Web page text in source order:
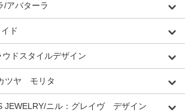
/アバターラ
ド
ドスタイルデザイン
ツヤ モリタ
JEWELRY/ニル：グレイヴ デザイン